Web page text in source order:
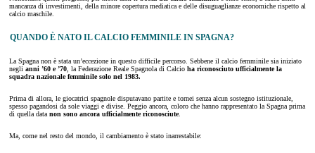
mancanza di investimenti, della minore copertura mediatica e delle disuguaglianze economiche rispetto al
calcio maschile.
QUANDO È NATO IL CALCIO FEMMINILE IN SPAGNA?
La Spagna non è stata un’eccezione in questo difficile percorso. Sebbene il calcio femminile sia iniziato
negli anni ’60 e ’70, la Federazione Reale Spagnola di Calcio ha riconosciuto ufficialmente la
squadra nazionale femminile solo nel 1983.
Prima di allora, le giocatrici spagnole disputavano partite e tornei senza alcun sostegno istituzionale,
spesso pagandosi da sole viaggi e divise. Peggio ancora, coloro che hanno rappresentato la Spagna prima
di quella datanon sono ancora ufficialmente riconosciute.
Ma, come nel resto del mondo, il cambiamento è stato inarrestabile: